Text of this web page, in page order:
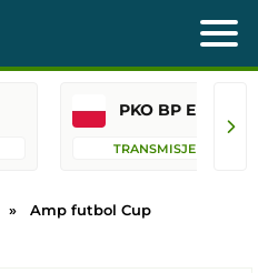
TRANSMISJE
Amp futbol Cup